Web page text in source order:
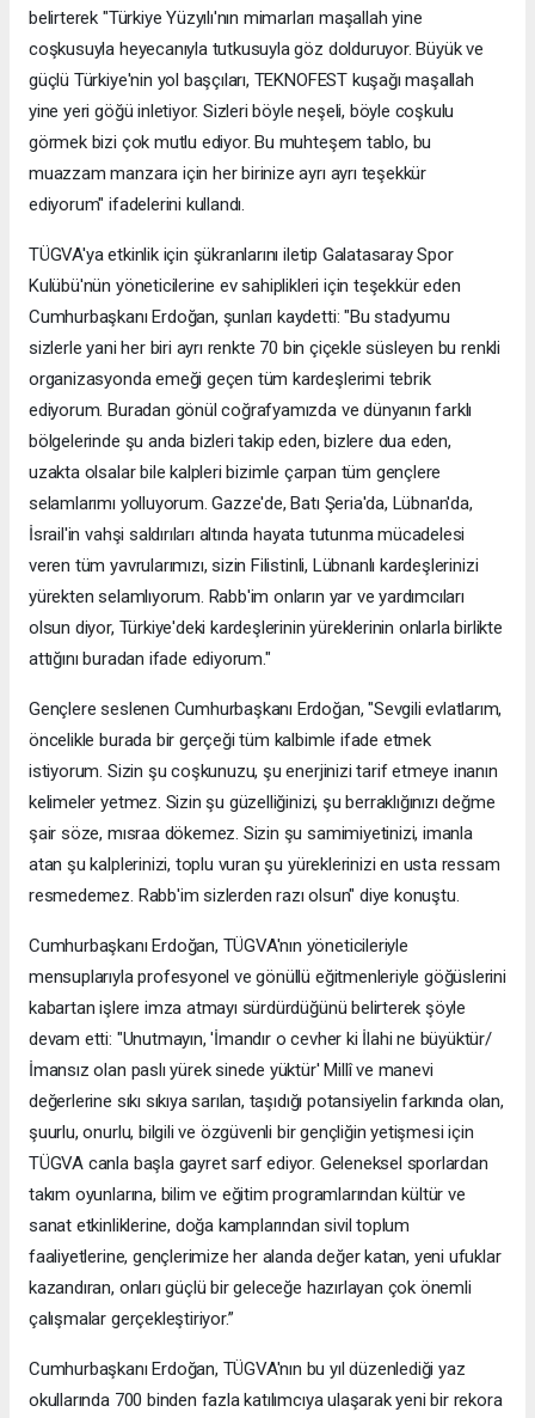
belirterek "Türkiye Yüzyılı'nın mimarları maşallah yine
coşkusuyla heyecanıyla tutkusuyla göz dolduruyor. Büyük ve
güçlü Türkiye'nin yol başçıları, TEKNOFEST kuşağı maşallah
yine yeri göğü inletiyor. Sizleri böyle neşeli, böyle coşkulu
görmek bizi çok mutlu ediyor. Bu muhteşem tablo, bu
muazzam manzara için her birinize ayrı ayrı teşekkür
ediyorum" ifadelerini kullandı.
TÜGVA'ya etkinlik için şükranlarını iletip Galatasaray Spor
Kulübü'nün yöneticilerine ev sahiplikleri için teşekkür eden
Cumhurbaşkanı Erdoğan, şunları kaydetti: "Bu stadyumu
sizlerle yani her biri ayrı renkte 70 bin çiçekle süsleyen bu renkli
organizasyonda emeği geçen tüm kardeşlerimi tebrik
ediyorum. Buradan gönül coğrafyamızda ve dünyanın farklı
bölgelerinde şu anda bizleri takip eden, bizlere dua eden,
uzakta olsalar bile kalpleri bizimle çarpan tüm gençlere
selamlarımı yolluyorum. Gazze'de, Batı Şeria'da, Lübnan'da,
İsrail'in vahşi saldırıları altında hayata tutunma mücadelesi
veren tüm yavrularımızı, sizin Filistinli, Lübnanlı kardeşlerinizi
yürekten selamlıyorum. Rabb'im onların yar ve yardımcıları
olsun diyor, Türkiye'deki kardeşlerinin yüreklerinin onlarla birlikte
attığını buradan ifade ediyorum."
Gençlere seslenen Cumhurbaşkanı Erdoğan, "Sevgili evlatlarım,
öncelikle burada bir gerçeği tüm kalbimle ifade etmek
istiyorum. Sizin şu coşkunuzu, şu enerjinizi tarif etmeye inanın
kelimeler yetmez. Sizin şu güzelliğinizi, şu berraklığınızı değme
şair söze, mısraa dökemez. Sizin şu samimiyetinizi, imanla
atan şu kalplerinizi, toplu vuran şu yüreklerinizi en usta ressam
resmedemez. Rabb'im sizlerden razı olsun" diye konuştu.
Cumhurbaşkanı Erdoğan, TÜGVA'nın yöneticileriyle
mensuplarıyla profesyonel ve gönüllü eğitmenleriyle göğüslerini
kabartan işlere imza atmayı sürdürdüğünü belirterek şöyle
devam etti: "Unutmayın, 'İmandır o cevher ki İlahi ne büyüktür/
İmansız olan paslı yürek sinede yüktür' Millî ve manevi
değerlerine sıkı sıkıya sarılan, taşıdığı potansiyelin farkında olan,
şuurlu, onurlu, bilgili ve özgüvenli bir gençliğin yetişmesi için
TÜGVA canla başla gayret sarf ediyor. Geleneksel sporlardan
takım oyunlarına, bilim ve eğitim programlarından kültür ve
sanat etkinliklerine, doğa kamplarından sivil toplum
faaliyetlerine, gençlerimize her alanda değer katan, yeni ufuklar
kazandıran, onları güçlü bir geleceğe hazırlayan çok önemli
çalışmalar gerçekleştiriyor.”
Cumhurbaşkanı Erdoğan, TÜGVA'nın bu yıl düzenlediği yaz
okullarında 700 binden fazla katılımcıya ulaşarak yeni bir rekora